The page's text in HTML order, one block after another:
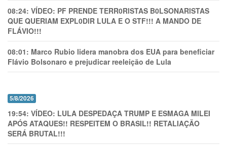
08:24: VÍDEO: PF PRENDE TERR0RlSTAS B0LSONARlSTAS
QUE QUERIAM EXPL0DlR LULA E O STF!!! A MANDO DE
FLÁVIO!!!
08:01: Marco Rubio lidera manobra dos EUA para beneficiar
Flávio Bolsonaro e prejudicar reeleição de Lula
5/8/2026
19:54: VÍDEO: LULA DESPEDAÇA TRUMP E ESMAGA MILEI
APÓS ATAQUES!! RESPEITEM O BRASIL!! RETALIAÇÃO
SERÁ BRUTAL!!!